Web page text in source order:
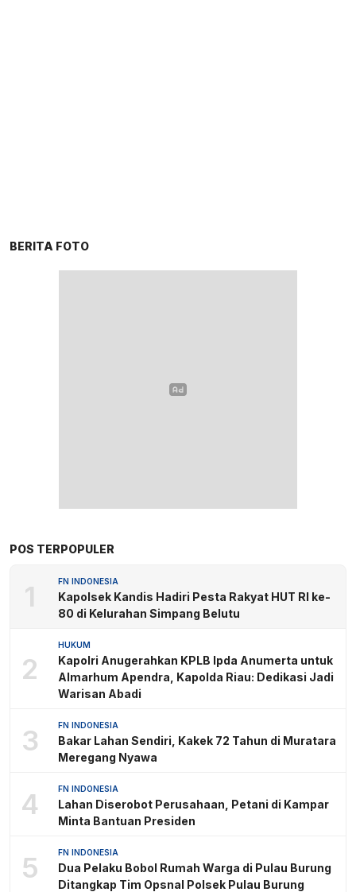
BERITA FOTO
POS TERPOPULER
1 FN INDONESIA
Kapolsek Kandis Hadiri Pesta Rakyat HUT RI ke-
80 di Kelurahan Simpang Belutu
2
HUKUM
Kapolri Anugerahkan KPLB Ipda Anumerta untuk
Almarhum Apendra, Kapolda Riau: Dedikasi Jadi
Warisan Abadi
3 FN INDONESIA
Bakar Lahan Sendiri, Kakek 72 Tahun di Muratara
Meregang Nyawa
4 FN INDONESIA
Lahan Diserobot Perusahaan, Petani di Kampar
Minta Bantuan Presiden
5 FN INDONESIA
Dua Pelaku Bobol Rumah Warga di Pulau Burung
Ditangkap Tim Opsnal Polsek Pulau Burung